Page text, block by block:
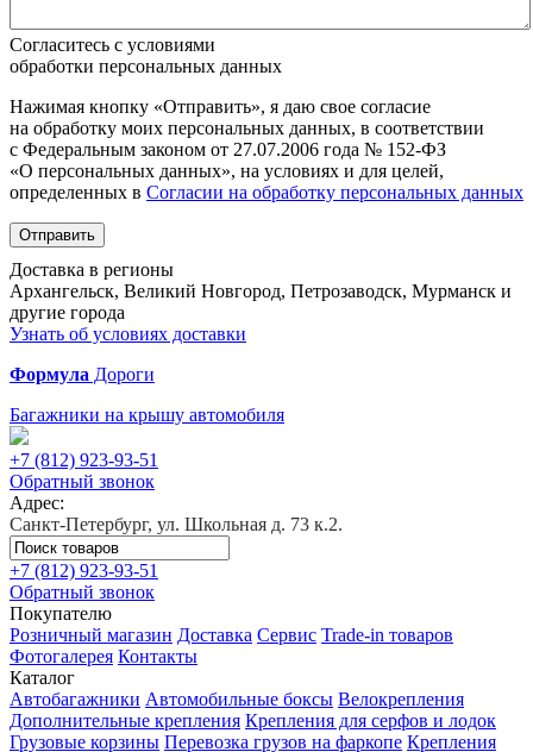
Согласитесь с условиями
обработки персональных данных
Нажимая кнопку «Отправить», я даю свое согласие
на обработку моих персональных данных, в соответствии
с Федеральным законом от 27.07.2006 года № 152-ФЗ
«О персональных данных», на условиях и для целей,
определенных в Согласии на обработку персональных данных
Отправить
Доставка в регионы
Архангельск, Великий Новгород, Петрозаводск, Мурманск и
другие города
Узнать об условиях доставки
Формула Дороги
Багажники на крышу автомобиля
+7 (812) 923-93-51
Обратный звонок
Адрес:
Санкт-Петербург, ул. Школьная д. 73 к.2.
+7 (812) 923-93-51
Обратный звонок
Покупателю
Розничный магазин Доставка Сервис Trade-in товаров
Фотогалерея Контакты
Каталог
Автобагажники Автомобильные боксы Велокрепления
Дополнительные крепления Крепления для серфов и лодок
Грузовые корзины Перевозка грузов на фаркопе Крепления